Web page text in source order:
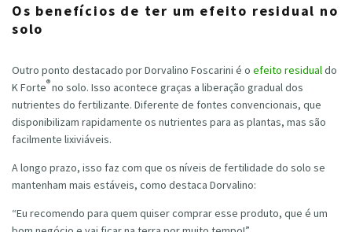
Os benefícios de ter um efeito residual no
solo
Outro ponto destacado por Dorvalino Foscarini é o efeito residualdo
K Forte®no solo. Isso acontece graças a liberação gradual dos
nutrientes do fertilizante. Diferente de fontes convencionais, que
disponibilizam rapidamente os nutrientes para as plantas, mas são
facilmente lixiviáveis.
A longo prazo, isso faz com que os níveis de fertilidade do solo se
mantenham mais estáveis, como destaca Dorvalino:
“Eu recomendo para quem quiser comprar esse produto, que é um